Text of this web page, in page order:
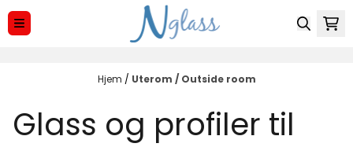
Hopp til innhold
Hjem / Uterom / Outside room
Glass og profiler til